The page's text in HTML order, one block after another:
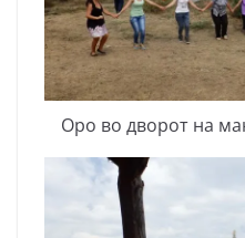
Оро во дворот на